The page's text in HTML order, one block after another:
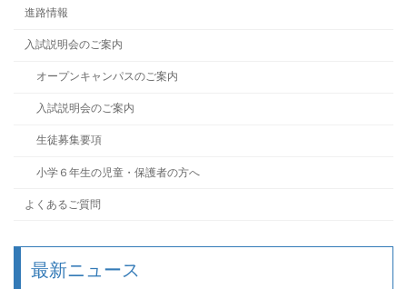
進路情報
入試説明会のご案内
オープンキャンパスのご案内
入試説明会のご案内
生徒募集要項
小学６年生の児童・保護者の方へ
よくあるご質問
最新ニュース